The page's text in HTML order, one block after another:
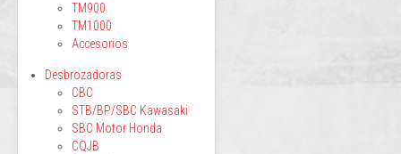
TM900
TM1000
Accesorios
Desbrozadoras
CBC
STB/BP/SBC Kawasaki
SBC Motor Honda
CQJB